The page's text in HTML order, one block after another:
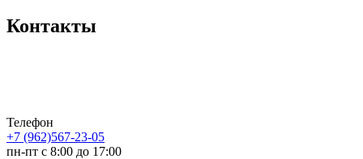
Контакты
Телефон
+7 (962)567-23-05
пн-пт с 8:00 до 17:00